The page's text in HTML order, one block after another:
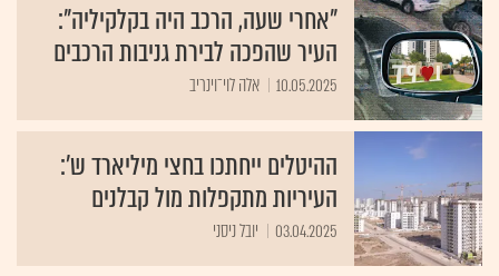
"אחרי שעה, הרכב היה בקלקיליה":
העיר שהפכה לבירת גניבות הרכבים
10.05.2025 אלה לוי־וינריב
ההיטלים ייחתכו בחצי מיליארד ש':
העיריות מתקפלות מול קבלנים
03.04.2025 יובל ניסני